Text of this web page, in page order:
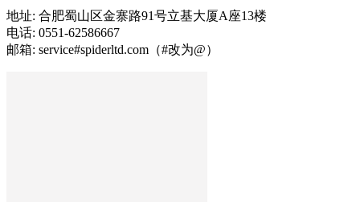
地址: 合肥蜀山区金寨路91号立基大厦A座13楼
电话: 0551-62586667
邮箱: service#spiderltd.com（#改为@）